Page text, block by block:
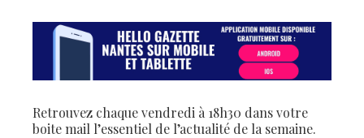
Retrouvez chaque vendredi à 18h30 dans votre
boite mail l’essentiel de l’actualité de la semaine.